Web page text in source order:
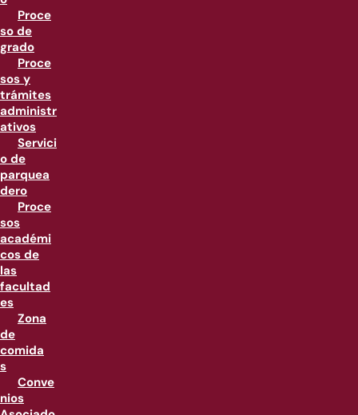
Proce
so de
grado
Proce
sos y
trámites
administr
ativos
Servici
o de
parquea
dero
Proce
sos
académi
cos de
las
facultad
es
Zona
de
comida
s
Conve
nios